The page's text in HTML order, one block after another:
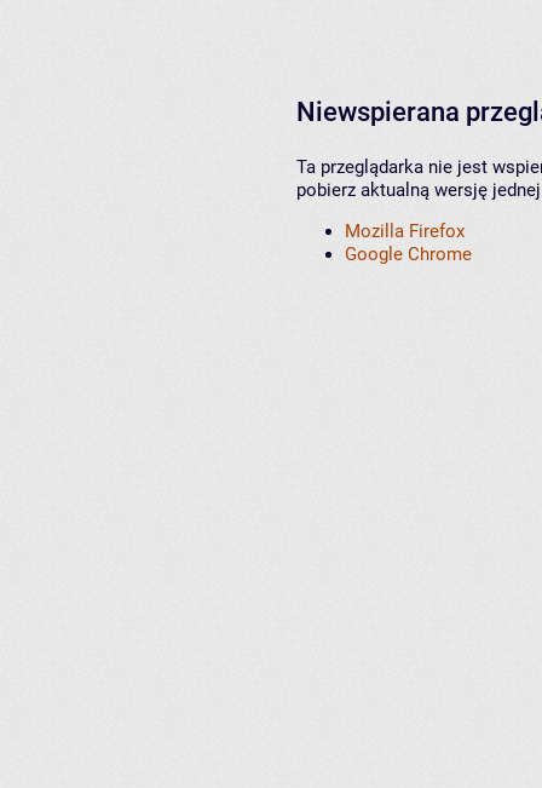
Niewspierana
Ta przeglądarka nie jest
pobierz aktualną wersję
Mozilla Firefox
Google Chrome